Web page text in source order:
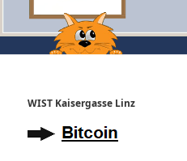
WIST Kaisergasse Linz